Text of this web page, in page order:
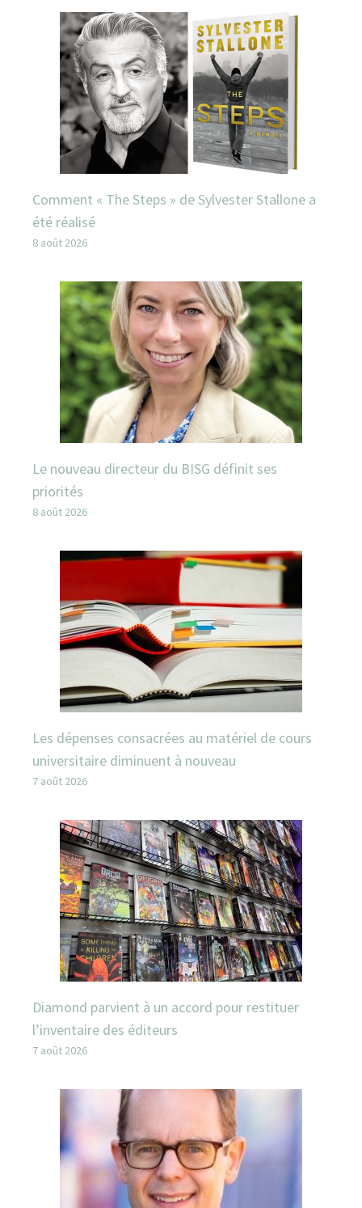
Comment « The Steps » de Sylvester Stallone a
été réalisé
8 août 2026
Le nouveau directeur du BISG définit ses
priorités
8 août 2026
Les dépenses consacrées au matériel de cours
universitaire diminuent à nouveau
7 août 2026
Diamond parvient à un accord pour restituer
l’inventaire des éditeurs
7 août 2026